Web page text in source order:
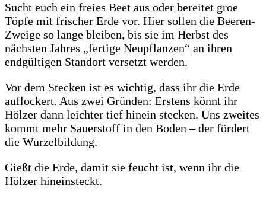
Sucht euch ein freies Beet aus oder bereitet groe
Töpfe mit frischer Erde vor. Hier sollen die Beeren-
Zweige so lange bleiben, bis sie im Herbst des
nächsten Jahres „fertige Neupflanzen“ an ihren
endgültigen Standort versetzt werden.
Vor dem Stecken ist es wichtig, dass ihr die Erde
auflockert. Aus zwei Gründen: Erstens könnt ihr
Hölzer dann leichter tief hinein stecken. Uns zweites
kommt mehr Sauerstoff in den Boden – der fördert
die Wurzelbildung.
Gießt die Erde, damit sie feucht ist, wenn ihr die
Hölzer hineinsteckt.